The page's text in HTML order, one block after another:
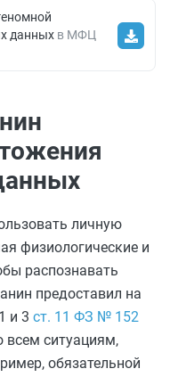
данных в МФЦ
личную
физиологические и
распознавать
предоставил на
и 3 ст. 11 ФЗ № 152
всем ситуациям,
обязательной